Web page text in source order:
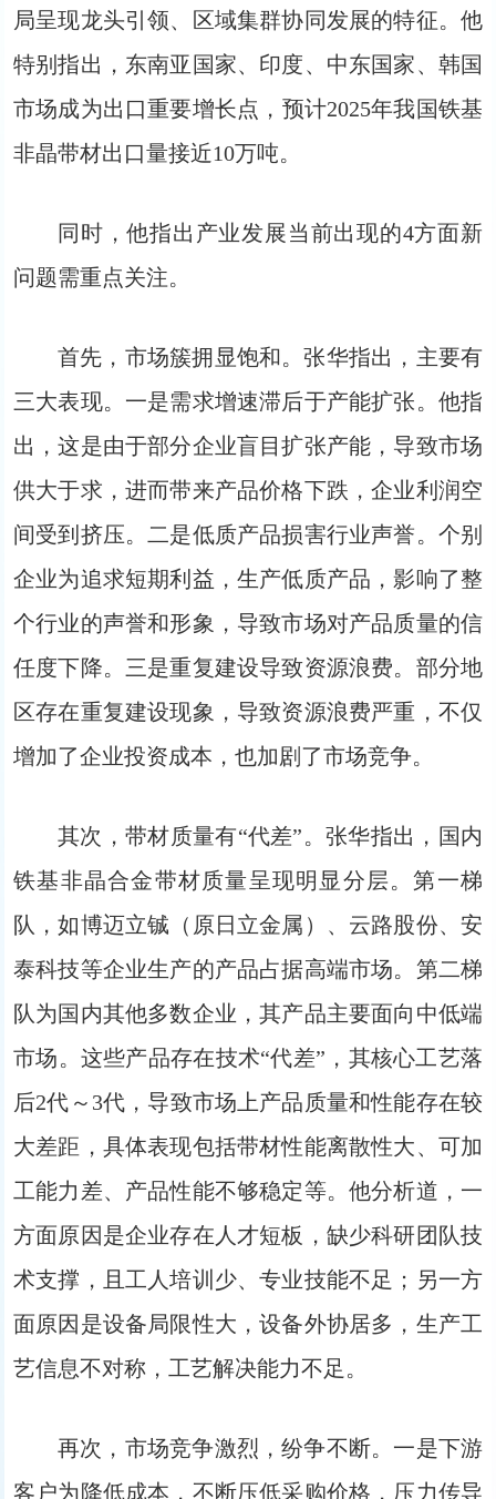
局呈现龙头引领、区域集群协同发展的特征。他
特别指出，东南亚国家、印度、中东国家、韩国
市场成为出口重要增长点，预计2025年我国铁基
非晶带材出口量接近10万吨。
同时，他指出产业发展当前出现的4方面新
问题需重点关注。
首先，市场簇拥显饱和。张华指出，主要有
三大表现。一是需求增速滞后于产能扩张。他指
出，这是由于部分企业盲目扩张产能，导致市场
供大于求，进而带来产品价格下跌，企业利润空
间受到挤压。二是低质产品损害行业声誉。个别
企业为追求短期利益，生产低质产品，影响了整
个行业的声誉和形象，导致市场对产品质量的信
任度下降。三是重复建设导致资源浪费。部分地
区存在重复建设现象，导致资源浪费严重，不仅
增加了企业投资成本，也加剧了市场竞争。
其次，带材质量有“代差”。张华指出，国内
铁基非晶合金带材质量呈现明显分层。第一梯
队，如博迈立铖（原日立金属）、云路股份、安
泰科技等企业生产的产品占据高端市场。第二梯
队为国内其他多数企业，其产品主要面向中低端
市场。这些产品存在技术“代差”，其核心工艺落
后2代～3代，导致市场上产品质量和性能存在较
大差距，具体表现包括带材性能离散性大、可加
工能力差、产品性能不够稳定等。他分析道，一
方面原因是企业存在人才短板，缺少科研团队技
术支撑，且工人培训少、专业技能不足；另一方
面原因是设备局限性大，设备外协居多，生产工
艺信息不对称，工艺解决能力不足。
再次，市场竞争激烈，纷争不断。一是下游
客户为降低成本，不断压低采购价格，压力传导